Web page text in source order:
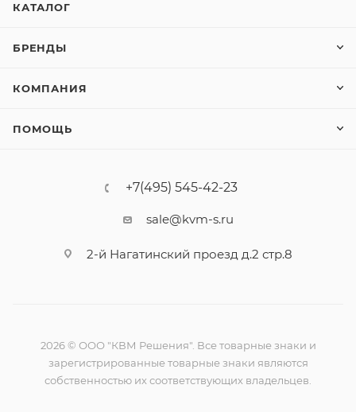
КАТАЛОГ
БРЕНДЫ
КОМПАНИЯ
ПОМОЩЬ
+7(495) 545-42-23
sale@kvm-s.ru
2-й Нагатинский проезд д.2 стр.8
2026 © ООО "КВМ Решения". Все товарные знаки и
зарегистрированные товарные знаки являются
собственностью их соответствующих владельцев.